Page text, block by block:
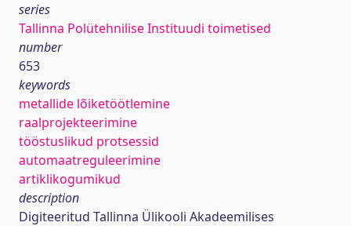
series
Tallinna Polütehnilise Instituudi toimetised
number
653
keywords
metallide lõiketöötlemine
raalprojekteerimine
tööstuslikud protsessid
automaatreguleerimine
artiklikogumikud
description
Digiteeritud Tallinna Ülikooli Akadeemilises